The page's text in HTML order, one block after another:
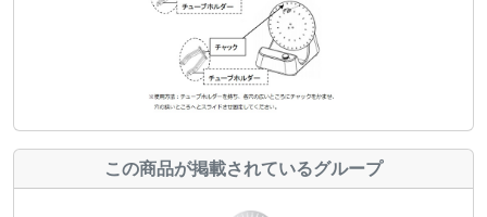
この商品が掲載されているグループ